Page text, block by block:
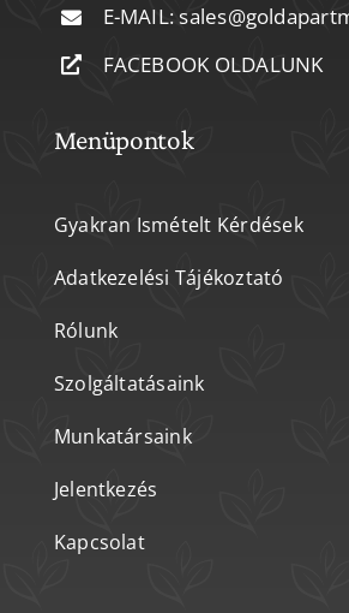
E-MAIL:
FACEBOOK OLDALUNK
Menüpontok
Gyakran Ismételt Kérdések
Adatkezelési Tájékoztató
Rólunk
Szolgáltatásaink
Munkatársaink
Jelentkezés
Kapcsolat